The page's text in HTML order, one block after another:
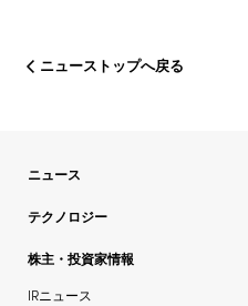
ニューストップへ戻る
ニュース
テクノロジー
株主・投資家情報
IRニュース